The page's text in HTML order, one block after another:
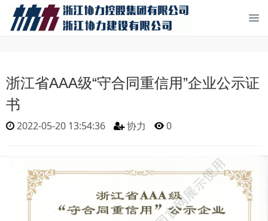
浙江省AAA级“守合同重信用”企业公示证
书
2022-05-20 13:54:36 协力 0